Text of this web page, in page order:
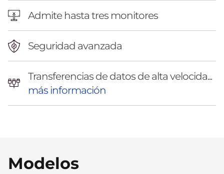
Admite hasta tres monitores
Seguridad avanzada
Transferencias de datos de alta velocida...
más información
Modelos